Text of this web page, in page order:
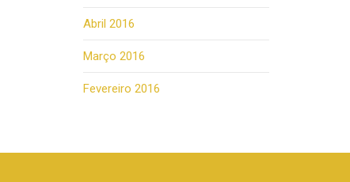
Abril 2016
Março 2016
Fevereiro 2016